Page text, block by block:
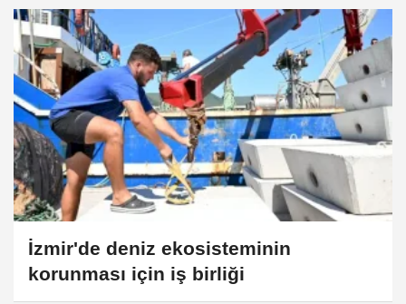
İzmir'de deniz ekosisteminin
korunması için iş birliği